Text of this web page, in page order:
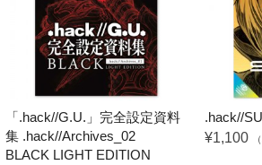
「.hack//G.U.」完全設定資料
集 .hack//Archives_02
BLACK LIGHT EDITION
.hack//
¥1,100